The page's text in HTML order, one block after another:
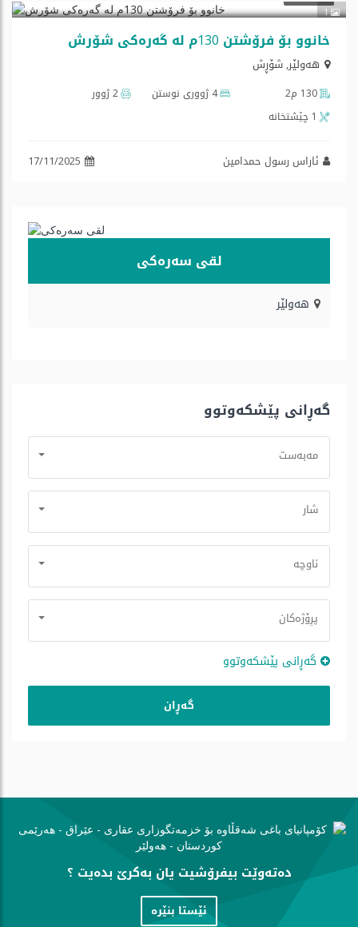
1
خانوو بۆ فرۆشتن 130م لە گەرەکی شۆرش
هه‌ولێر,شۆڕش
130 م2 4 ژووری نوستن
2 ژوور
1 چێشتخانه‌
ئاراس رسول حمدامین 17/11/2025
لقی سەرەکی
هه‌ولێر
گه‌ڕانی پێشكه‌وتوو
مه‌به‌ست
شار
ناوچە
پڕۆژه‌كان
گه‌ڕانی پێشكه‌وتوو
دەتەوێت بیفرۆشیت یان بەكرێ بدەیت ؟
ئێستا بنێره‌